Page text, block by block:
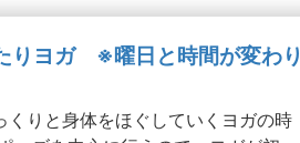
ヨガ ※曜日と時間が変わり
くりと身体をほぐしていくヨガの時